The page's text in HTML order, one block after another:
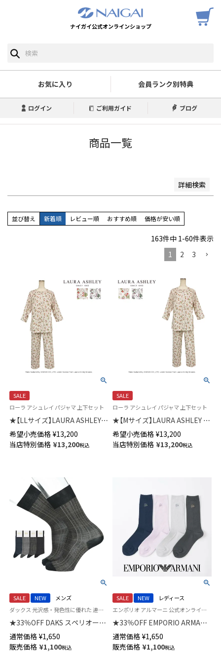
ナイガイ公式オンラインショップ
お気に入り 会員ランク別特典
ログイン ご利用ガイド ブログ
商品一覧
詳細検索
並び順
新着順
価格が高い順
優先度順
キーワードヒット順
並び替え 新着順 レビュー順 おすすめ順 価格が安い順
163件中 1-60件表示
1
2 3
SALE
ローラ アシュレイ パジャマ 上下セット
★【LLサイズ】LAURA ASHLEY
綿(コットン)100％ ダブルガー
ゼ パジャマ 前ボタン ラドホー
ルフルーツ柄 8分袖 長丈パンツ
希望小売価格 ¥13,200
当店特別価格 ¥13,200税込
SALE
ローラ アシュレイ パジャマ 上下セット
★【Mサイズ】LAURA ASHLEY 綿
(コットン)100％ ダブルガーゼ
パジャマ 前ボタン 8分袖 長丈パ
ンツ ラドホールフルーツ柄 レ
希望小売価格 ¥13,200
当店特別価格 ¥13,200税込
SALE NEW
メンズ
ダックス 光沢感・発色性に優れた 連続シルケット加工糸使用 紳士 靴下 男性
★33％OFF DAKS スペリオール
ピマ綿混 ビジネスソックス 消
臭加工 ノベーションチェック
クルー丈 日本製 メンズ
通常価格 ¥1,650
販売価格 ¥1,100税込
SALE NEW
レディース
エンポリオ アルマーニ 公式オンラインショップ 婦人靴下 女性
★33％OFF EMPORIO ARMANI
EAストーン刺しゅう クルー丈
ソックス レディース 日本製
03447105
通常価格 ¥1,650
販売価格 ¥1,100税込